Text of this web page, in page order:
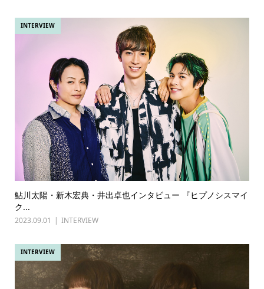
INTERVIEW
鮎川太陽・新木宏典・井出卓也インタビュー 『ヒプノシスマイ
ク...
2023.09.01 INTERVIEW
INTERVIEW